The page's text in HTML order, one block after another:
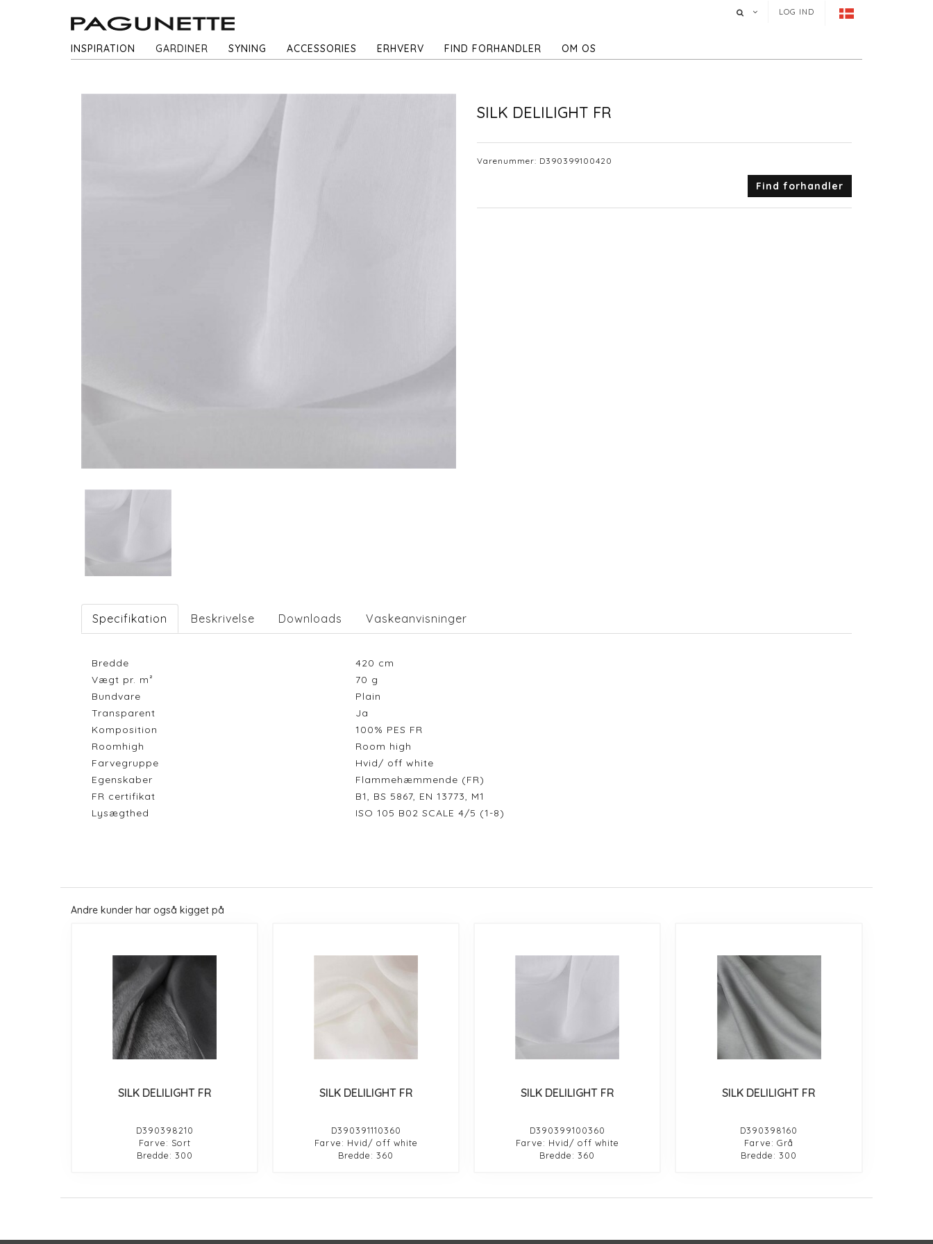
LOG IND
INSPIRATION GARDINER SYNING ACCESSORIES ERHVERV FIND FORHANDLER OM OS
SILK DELILIGHT FR
Varenummer: D390399100420
Find forhandler
Specifikation Beskrivelse Downloads Vaskeanvisninger
Bredde 420 cm
Vægt pr. m²
70 g
Bundvare
Plain
Transparent
Ja
Komposition
100% PES FR
Roomhigh
Room high
Farvegruppe
Hvid/ off white
Egenskaber
Flammehæmmende (FR)
FR certifikat
B1, BS 5867, EN 13773, M1
Lysægthed
ISO 105 B02 SCALE 4/5 (1-8)
Andre kunder har også kigget på
SILK DELILIGHT FR
D390398210
Farve: Sort
Bredde: 300
SILK DELILIGHT FR
D390391110360
Farve: Hvid/ off white
Bredde: 360
SILK DELILIGHT FR
D390399100360
Farve: Hvid/ off white
Bredde: 360
SILK DELILIGHT FR
D390398160
Farve: Grå
Bredde: 300